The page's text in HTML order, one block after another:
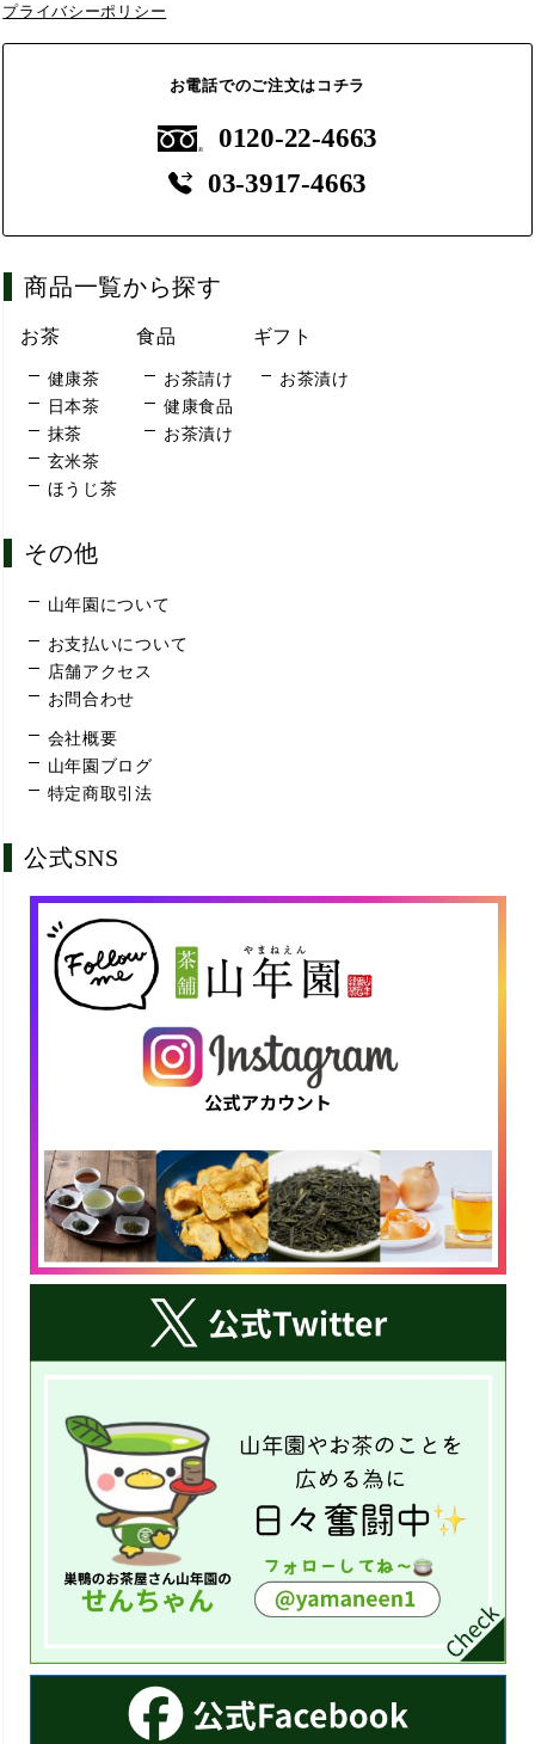
プライバシーポリシー
お電話でのご注文はコチラ
0120-22-4663
03-3917-4663
商品一覧から探す
お茶
健康茶
日本茶
抹茶
玄米茶
ほうじ茶
食品
お茶請け
健康食品
お茶漬け
ギフト
お茶漬け
その他
山年園について
お支払いについて
店舗アクセス
お問合わせ
会社概要
山年園ブログ
特定商取引法
公式SNS